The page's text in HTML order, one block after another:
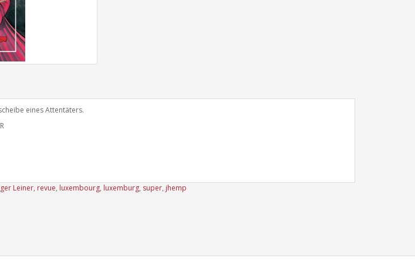
eines Attentäters.
Leiner, revue, luxembourg, luxemburg, super, jhemp